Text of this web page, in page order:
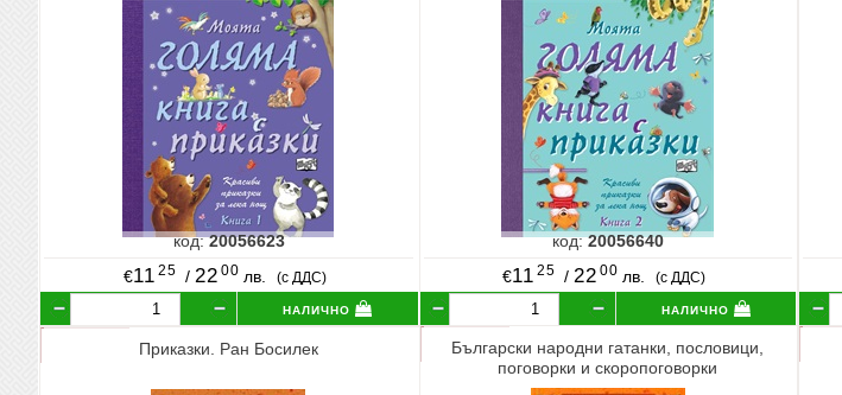
код:20056623
€11 25 / 22 00 лв. (с ДДС)
налично
код:20056640
€11 25 / 22 00 лв. (с ДДС)
налично
Приказки. Ран Босилек
Български народни гатанки, пословици,
поговорки и скоропоговорки